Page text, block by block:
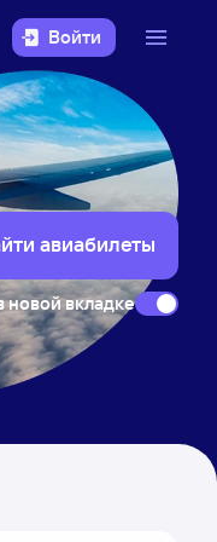
Войти
авиабилеты
новой вкладке